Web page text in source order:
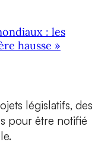
: les
hausse »
législatifs, des
pour être notifié